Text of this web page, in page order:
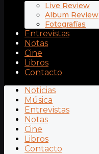
Live Review
Album Review
Fotografías
Entrevistas
Notas
Cine
Libros
Contacto
Noticias
Música
Entrevistas
Notas
Cine
Libros
Contacto